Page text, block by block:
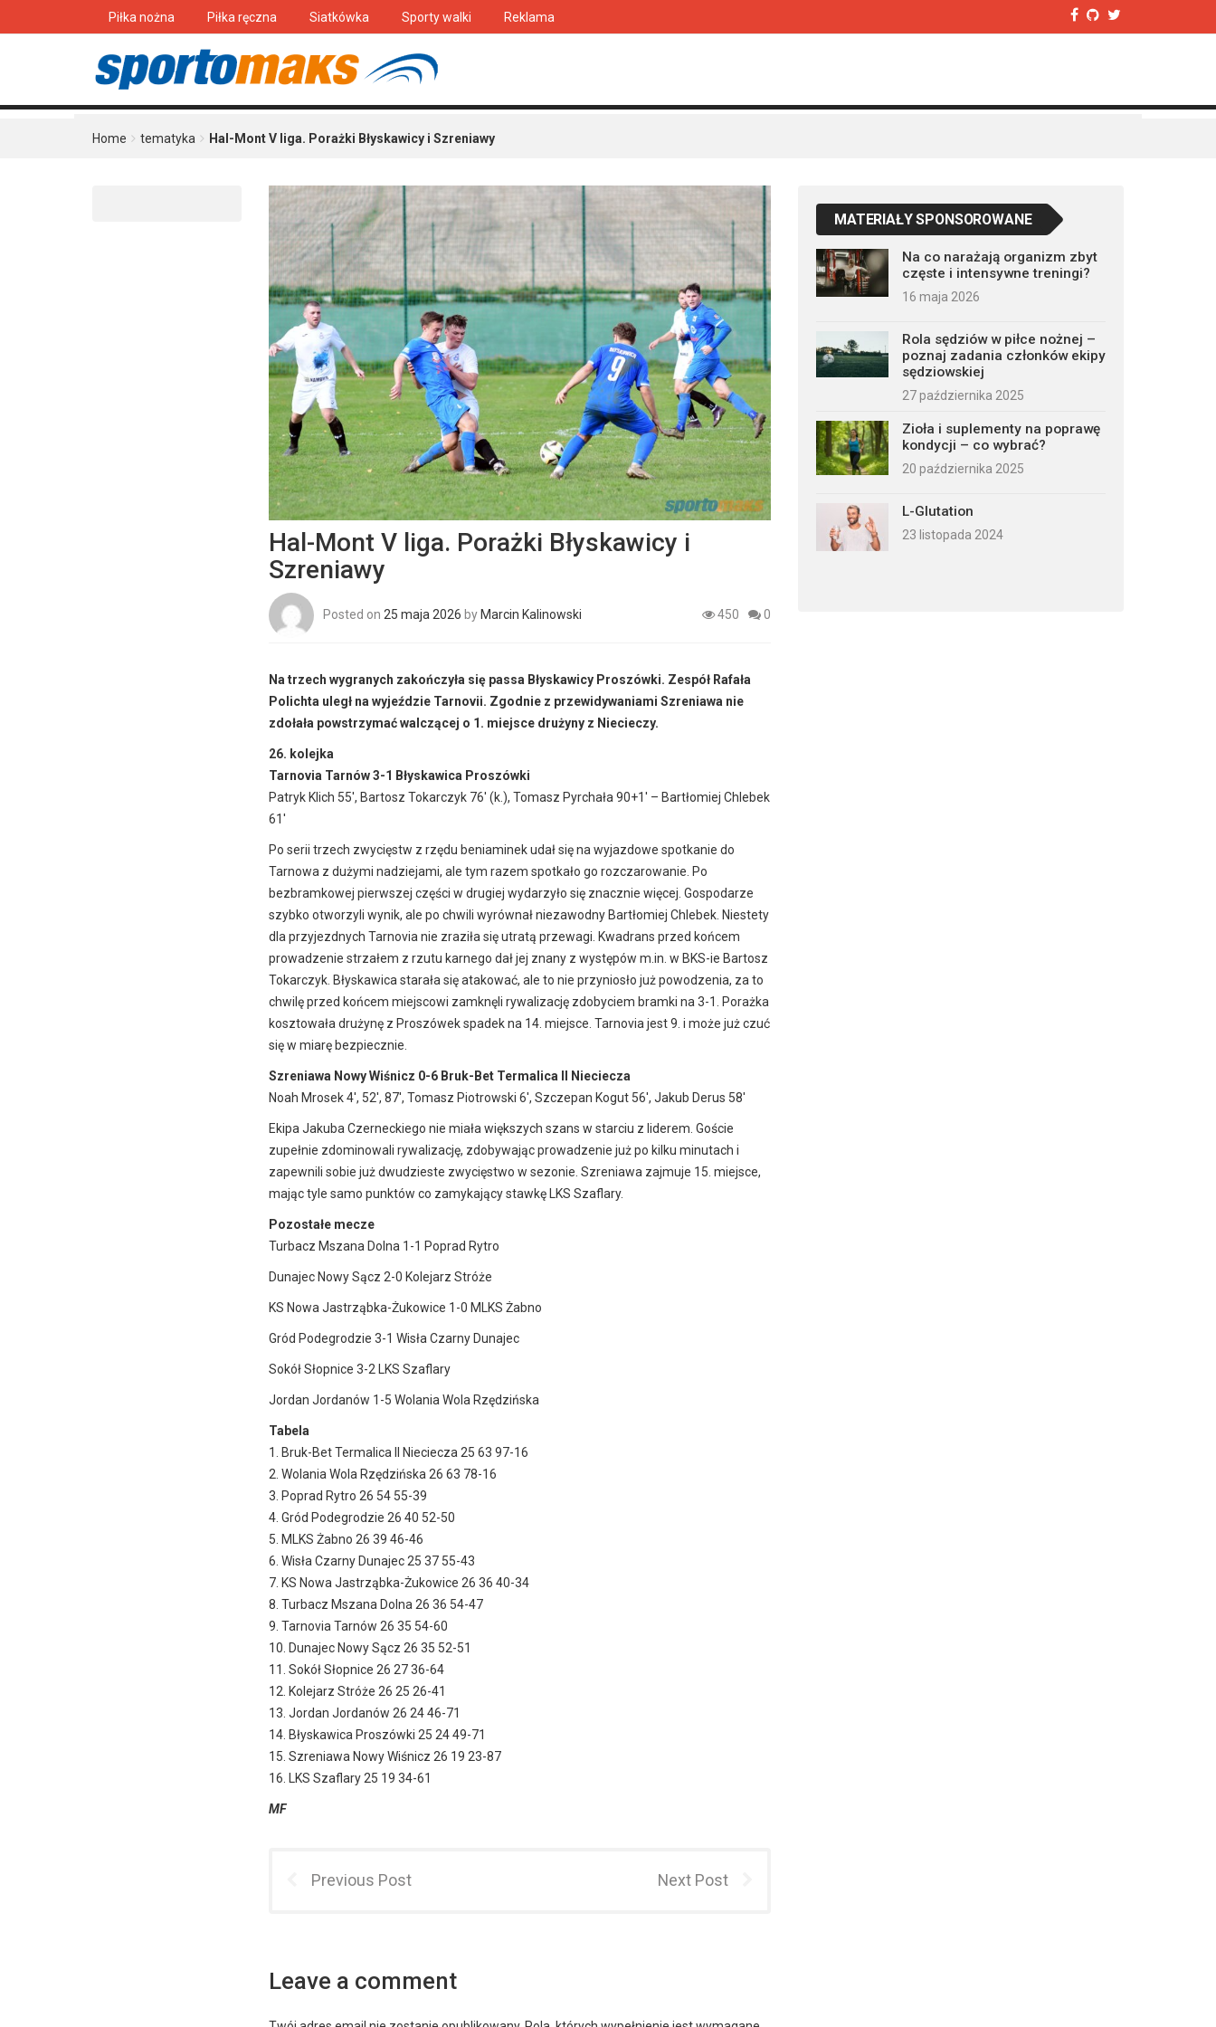
Piłka nożna Piłka ręczna Siatkówka Sporty walki Reklama
Home tematyka Hal-Mont V liga. Porażki Błyskawicy i Szreniawy
Hal-Mont V liga. Porażki Błyskawicy i
Szreniawy
Posted on 25 maja 2026 by Marcin Kalinowski 450 0
Na trzech wygranych zakończyła się passa Błyskawicy Proszówki. Zespół Rafała
Polichta uległ na wyjeździe Tarnovii. Zgodnie z przewidywaniami Szreniawa nie
zdołała powstrzymać walczącej o 1. miejsce drużyny z Niecieczy.
26. kolejka
Tarnovia Tarnów 3-1 Błyskawica Proszówki
Patryk Klich 55′, Bartosz Tokarczyk 76′ (k.), Tomasz Pyrchała 90+1′ – Bartłomiej Chlebek
61′
Po serii trzech zwycięstw z rzędu beniaminek udał się na wyjazdowe spotkanie do
Tarnowa z dużymi nadziejami, ale tym razem spotkało go rozczarowanie. Po
bezbramkowej pierwszej części w drugiej wydarzyło się znacznie więcej. Gospodarze
szybko otworzyli wynik, ale po chwili wyrównał niezawodny Bartłomiej Chlebek. Niestety
dla przyjezdnych Tarnovia nie zraziła się utratą przewagi. Kwadrans przed końcem
prowadzenie strzałem z rzutu karnego dał jej znany z występów m.in. w BKS-ie Bartosz
Tokarczyk. Błyskawica starała się atakować, ale to nie przyniosło już powodzenia, za to
chwilę przed końcem miejscowi zamknęli rywalizację zdobyciem bramki na 3-1. Porażka
kosztowała drużynę z Proszówek spadek na 14. miejsce. Tarnovia jest 9. i może już czuć
się w miarę bezpiecznie.
Szreniawa Nowy Wiśnicz 0-6 Bruk-Bet Termalica II Nieciecza
Noah Mrosek 4′, 52′, 87′, Tomasz Piotrowski 6′, Szczepan Kogut 56′, Jakub Derus 58′
Ekipa Jakuba Czerneckiego nie miała większych szans w starciu z liderem. Goście
zupełnie zdominowali rywalizację, zdobywając prowadzenie już po kilku minutach i
zapewnili sobie już dwudzieste zwycięstwo w sezonie. Szreniawa zajmuje 15. miejsce,
mając tyle samo punktów co zamykający stawkę LKS Szaflary.
Pozostałe mecze
Turbacz Mszana Dolna 1-1 Poprad Rytro
Dunajec Nowy Sącz 2-0 Kolejarz Stróże
KS Nowa Jastrząbka-Żukowice 1-0 MLKS Żabno
Gród Podegrodzie 3-1 Wisła Czarny Dunajec
Sokół Słopnice 3-2 LKS Szaflary
Jordan Jordanów 1-5 Wolania Wola Rzędzińska
Tabela
1. Bruk-Bet Termalica II Nieciecza 25 63 97-16
2. Wolania Wola Rzędzińska 26 63 78-16
3. Poprad Rytro 26 54 55-39
4. Gród Podegrodzie 26 40 52-50
5. MLKS Żabno 26 39 46-46
6. Wisła Czarny Dunajec 25 37 55-43
7. KS Nowa Jastrząbka-Żukowice 26 36 40-34
8. Turbacz Mszana Dolna 26 36 54-47
9. Tarnovia Tarnów 26 35 54-60
10. Dunajec Nowy Sącz 26 35 52-51
11. Sokół Słopnice 26 27 36-64
12. Kolejarz Stróże 26 25 26-41
13. Jordan Jordanów 26 24 46-71
14. Błyskawica Proszówki 25 24 49-71
15. Szreniawa Nowy Wiśnicz 26 19 23-87
16. LKS Szaflary 25 19 34-61
MF
Previous Post Next Post
Leave a comment
MATERIAŁY SPONSOROWANE
Na co narażają organizm zbyt
częste i intensywne treningi?
16 maja 2026
Rola sędziów w piłce nożnej –
poznaj zadania członków ekipy
sędziowskiej
27 października 2025
Zioła i suplementy na poprawę
kondycji – co wybrać?
20 października 2025
L-Glutation
23 listopada 2024